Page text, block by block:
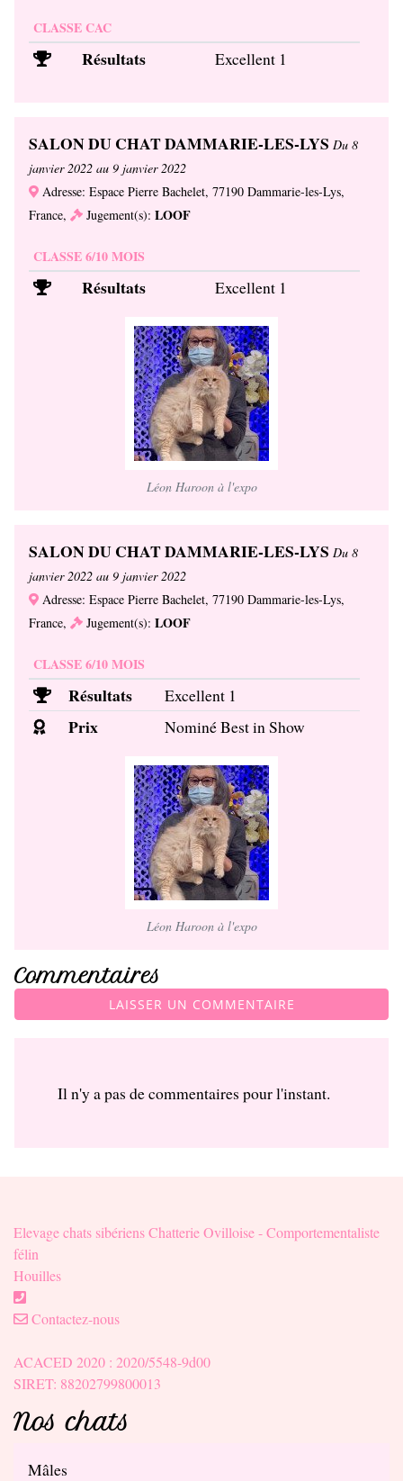
CLASSE CAC
Résultats Excellent 1
SALON DU CHAT DAMMARIE-LES-LYS Du 8
janvier 2022 au 9 janvier 2022
Adresse: Espace Pierre Bachelet, 77190 Dammarie-les-Lys,
France,
Jugement(s): LOOF
CLASSE 6/10 MOIS
Résultats Excellent 1
Léon Haroon à l'expo
SALON DU CHAT DAMMARIE-LES-LYS Du 8
janvier 2022 au 9 janvier 2022
Adresse: Espace Pierre Bachelet, 77190 Dammarie-les-Lys,
France,
Jugement(s): LOOF
CLASSE 6/10 MOIS
Résultats Excellent 1
Prix Nominé Best in Show
Léon Haroon à l'expo
Commentaires
LAISSER UN COMMENTAIRE
Il n'y a pas de commentaires pour l'instant.
Elevage chats sibériens Chatterie Ovilloise - Comportementaliste
félin
Houilles
Contactez-nous
ACACED 2020 : 2020/5548-9d00
SIRET: 88202799800013
Nos chats
Mâles